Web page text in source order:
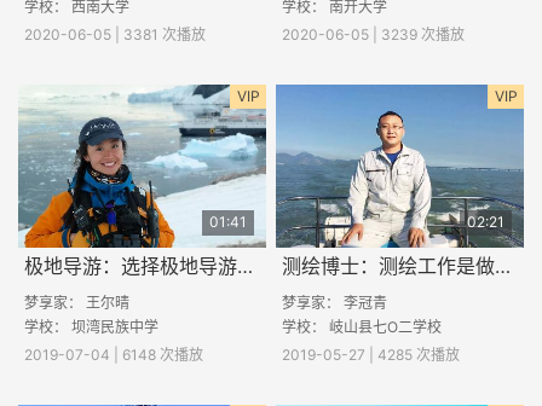
学校： 西南大学
2020-06-05 | 3381 次播放
学校： 南开大学
2020-06-05 | 3239 次播放
VIP
01:41
极地导游：选择极地导游这一职业的快乐之处
梦享家： 王尔晴
学校： 坝湾民族中学
2019-07-04 | 6148 次播放
VIP
02:21
测绘博士：测绘工作是做什么的？
梦享家： 李冠青
学校： 岐山县七O二学校
2019-05-27 | 4285 次播放